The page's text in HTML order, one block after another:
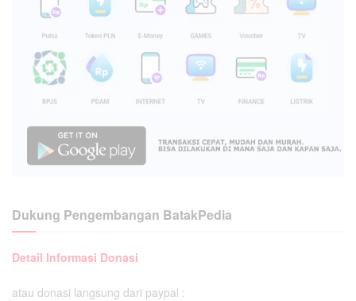
Dukung Pengembangan BatakPedia
Detail Informasi Donasi
atau donasi langsung dari paypal :